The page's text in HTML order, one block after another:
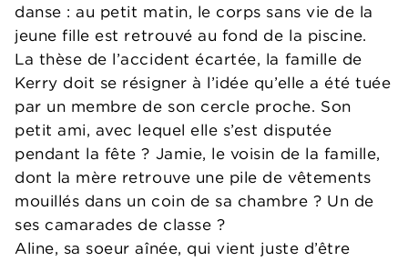
danse : au petit matin, le corps sans vie de la
jeune fille est retrouvé au fond de la piscine.
La thèse de l’accident écartée, la famille de
Kerry doit se résigner à l’idée qu’elle a été tuée
par un membre de son cercle proche. Son
petit ami, avec lequel elle s’est disputée
pendant la fête ? Jamie, le voisin de la famille,
dont la mère retrouve une pile de vêtements
mouillés dans un coin de sa chambre ? Un de
ses camarades de classe ?
Aline, sa soeur aînée, qui vient juste d’être